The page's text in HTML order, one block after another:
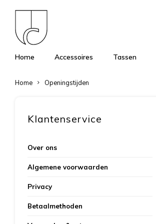
Home Accessoires Tassen
Home Openingstijden
Klantenservice
Over ons
Algemene voorwaarden
Privacy
Betaalmethoden